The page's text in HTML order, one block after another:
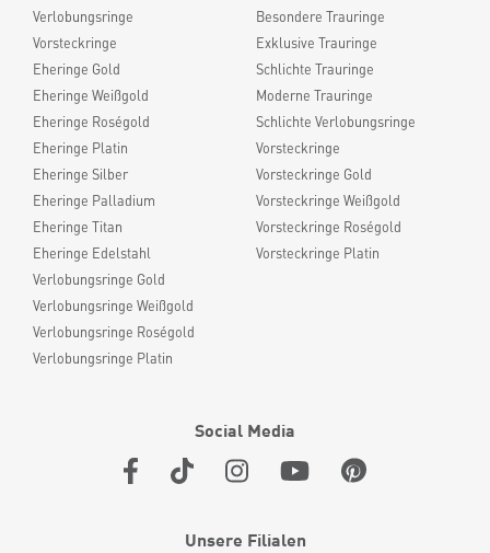
Verlobungsringe
Vorsteckringe
Eheringe Gold
Eheringe Weißgold
Eheringe Roségold
Eheringe Platin
Eheringe Silber
Eheringe Palladium
Eheringe Titan
Eheringe Edelstahl
Verlobungsringe Gold
Verlobungsringe Weißgold
Verlobungsringe Roségold
Verlobungsringe Platin
Besondere Trauringe
Exklusive Trauringe
Schlichte Trauringe
Moderne Trauringe
Schlichte Verlobungsringe
Vorsteckringe
Vorsteckringe Gold
Vorsteckringe Weißgold
Vorsteckringe Roségold
Vorsteckringe Platin
Social Media
Unsere Filialen